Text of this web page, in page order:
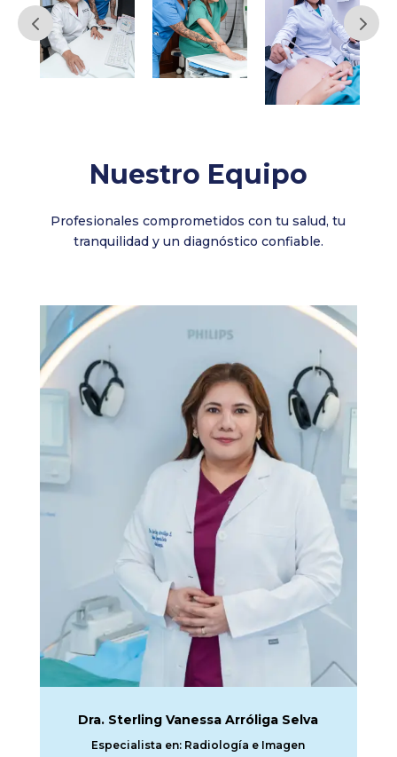
Nuestro Equipo
Profesionales comprometidos con tu salud, tu
tranquilidad y un diagnóstico confiable.
Dra. Sterling Vanessa Arróliga Selva
Especialista en: Radiología e Imagen